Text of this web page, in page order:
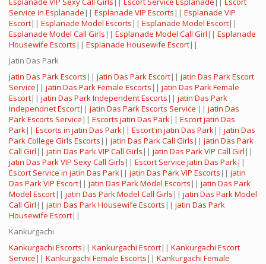
Service in Esplanade || Esplanade VIP Escorts || Esplanade VIP
Escort|| Esplanade Model Escorts || Esplanade Model Escort||
Esplanade Model Call Girls || Esplanade Model Call Girl || Esplanade
Housewife Escorts || Esplanade Housewife Escort||
jatin Das Park
jatin Das Park Escorts || jatin Das Park Escort|| jatin Das Park Escort
Service || jatin Das Park Female Escorts || jatin Das Park Female
Escort|| jatin Das Park Independent Escorts || jatin Das Park
Independnet Escort|| jatin Das Park Escorts Service || jatin Das
Park Escorts Service || Escorts jatin Das Park|| Escort jatin Das
Park|| Escorts in jatin Das Park|| Escort in jatin Das Park|| jatin Das
Park College Girls Escorts || jatin Das Park Call Girls || jatin Das Park
Call Girl || jatin Das Park VIP Call Girls || jatin Das Park VIP Call Girl ||
jatin Das Park VIP Sexy Call Girls || Escort Service jatin Das Park||
Escort Service in jatin Das Park|| jatin Das Park VIP Escorts || jatin
Das Park VIP Escort|| jatin Das Park Model Escorts || jatin Das Park
Model Escort|| jatin Das Park Model Call Girls || jatin Das Park Model
Call Girl || jatin Das Park Housewife Escorts || jatin Das Park
Housewife Escort||
Kankurgachi
Kankurgachi Escorts || Kankurgachi Escort|| Kankurgachi Escort
Service || Kankurgachi Female Escorts || Kankurgachi Female